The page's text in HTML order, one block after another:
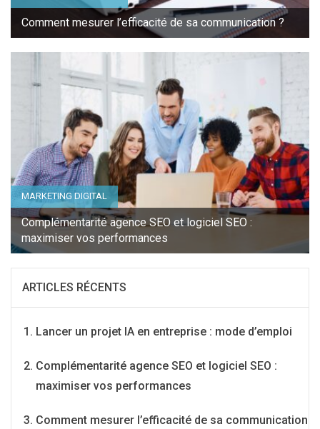
Comment mesurer l’efficacité de sa communication ?
MARKETING DIGITAL
Complémentarité agence SEO et logiciel SEO :
maximiser vos performances
ARTICLES RÉCENTS
Lancer un projet IA en entreprise : mode d’emploi
Complémentarité agence SEO et logiciel SEO :
maximiser vos performances
Comment mesurer l’efficacité de sa communication